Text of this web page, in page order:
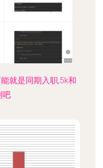
就是同期入职,5k和
吧